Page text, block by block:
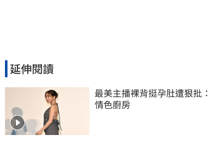
延伸閱讀
最美主播裸背挺孕肚遭狠批：
情色廚房